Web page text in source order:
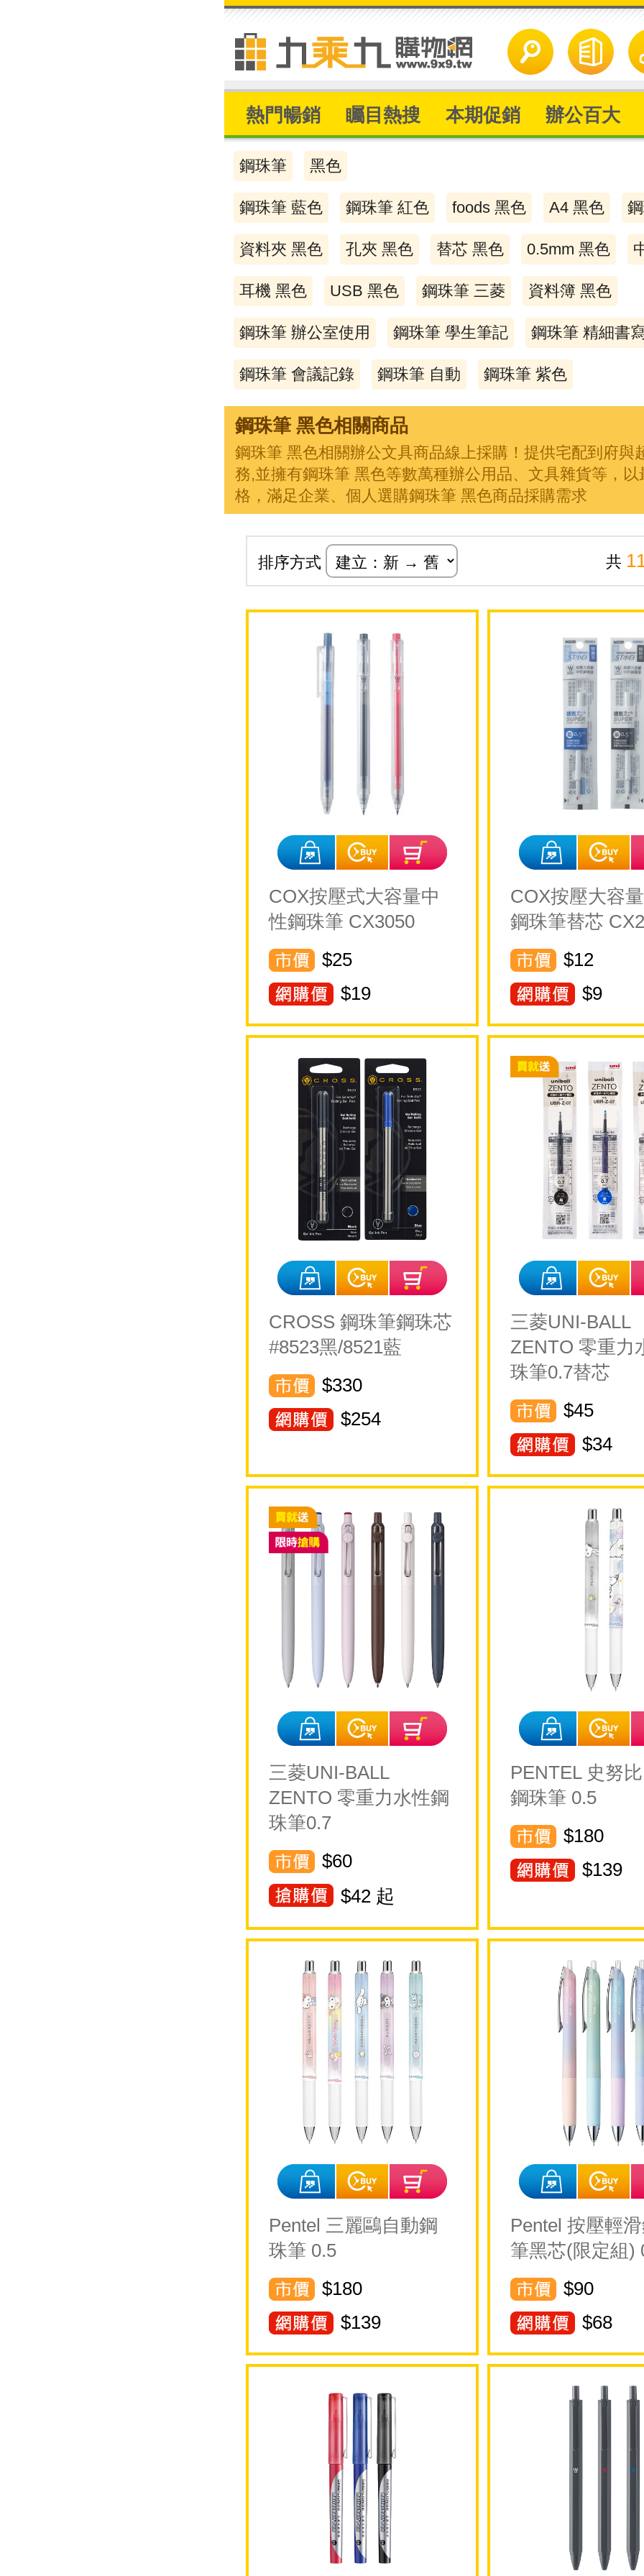
熱門暢銷 矚目熱搜 本期促銷 辦公百大
鋼珠筆 黑色
鋼珠筆 藍色 鋼珠筆 紅色 foods 黑色 A4 黑色
資料夾 黑色 孔夾 黑色 替芯 黑色 0.5mm 黑色
耳機 黑色 USB 黑色 鋼珠筆 三菱 資料簿 黑色
鋼珠筆 辦公室使用 鋼珠筆 學生筆記 鋼珠筆 精細書
鋼珠筆 會議記錄 鋼珠筆 自動 鋼珠筆 紫色
鋼珠筆 黑色相關商品
鋼珠筆 黑色相關辦公文具商品線上採購！提供宅配到府與
務,並擁有鋼珠筆 黑色等數萬種辦公用品、文具雜貨等，以
格，滿足企業、個人選購鋼珠筆 黑色商品採購需求
排序方式 共
COX按壓式大容量中
性鋼珠筆 CX3050
$25
$19
COX按壓大容
鋼珠筆替芯
$12
$9
CROSS 鋼珠筆鋼珠芯
#8523黑/8521藍
$330
$254
三菱UNI-BALL
ZENTO 零重力
珠筆0.7替芯
$45
$34
三菱UNI-BALL
ZENTO 零重力水性鋼
珠筆0.7
$60
$42 起
PENTEL 史努
鋼珠筆 0.5
$180
$139
Pentel 三麗鷗自動鋼
珠筆 0.5
$180
$139
Pentel 按壓輕
筆黑芯(限定組)
$90
$68